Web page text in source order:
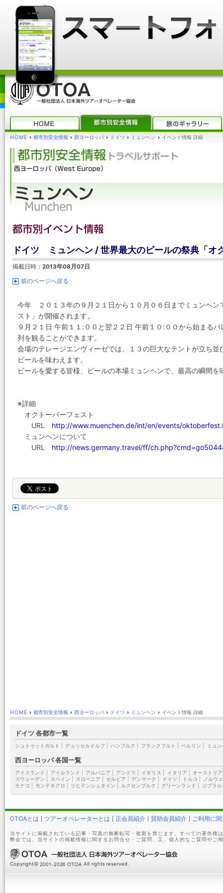
HOME › 都市別安全情報 › 西ヨーロッパ › ドイツ › ミュンヘン › イベント情報 詳細
ドイツ ミュンヘン / 世界最大のビールの祭典「オ
掲載日時： 2013年08月07日
前のページへ戻る
今年 ２０１３年の９月２１日から１０月０６日までミュンヘン
スト」が開催されます。
９月２１日 午前１１:００と翌２２日 午前１０:００から始まる
列を観ることができます。
会場のテレージエンヴィーゼでは、１３の巨大なテントが立ち
ビールを味わえます。
ビールを愛する皆様、ビールの本場ミュンヘンで、最高の瞬間を
※詳細
オクトーバーフェスト
URL http://www.muenchen.de/int/en/events/
ミュンヘンについて
URL http://news.germany.travel/ff/
前のページへ戻る
HOME › 都市別安全情報 › 西ヨーロッパ › ドイツ › ミュンヘン › イベント情報 詳細
ドイツ 各都市一覧
シュトゥットガルト デュッセルドルフ ハンブルク フランクフルト ベルリン ミュ
西ヨーロッパ 各国一覧
アイスランド アイルランド アルバニア アンドラ イギリス イタリア オーストリア
スウェーデン
スペイン スロベニア セルビア デンマーク ドイツ トルコ
ノルウ
モナコ
モンテネグロ リヒテンシュタイン ルクセンブルク グリーンランド ジブラル
OTOAとは ツアーオペレーターとは 正会員紹介 賛助会員紹介 ご利用に
当サイトに掲載されている記事・写真の無断転写・複製を禁じます。すべての著作権
弊会では、当サイトの掲載情報に関するお問合せ・ご質問、又、個人的なご質問やご